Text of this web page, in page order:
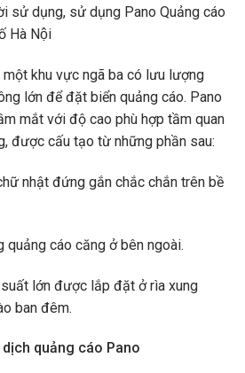
sử dụng, sử dụng Pano Quảng cáo
Hà Nội
một khu vực ngã ba có lưu lượng
lớn để đặt biển quảng cáo. Pano
mắt với độ cao phù hợp tầm quan
được cấu tạo từ những phần sau:
nhật đứng gắn chắc chắn trên bề
quảng cáo căng ở bên ngoài.
lớn được lắp đặt ở rìa xung
ban đêm.
quảng cáo Pano